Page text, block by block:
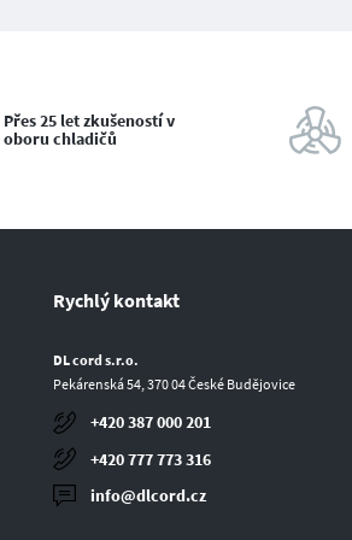
Přes 25 let zkušeností v
oboru chladičů
Rychlý kontakt
DL cord s.r.o.
Pekárenská 54, 370 04 České Budějovice
+420 387 000 201
+420 777 773 316
info@dlcord.cz